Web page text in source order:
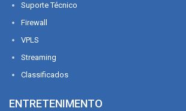
Suporte Técnico
Firewall
VPLS
Streaming
Classificados
ENTRETENIMENTO